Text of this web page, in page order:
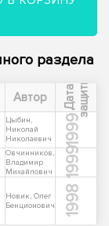
раздела
Автор Д
а
т
а
з
а
щ
и
т ы
Цыбин,
Николай
Николаевич
1999
Овчинников,
Владимир
Михайлович
1999
Новик, Олег
Бенционович
1998